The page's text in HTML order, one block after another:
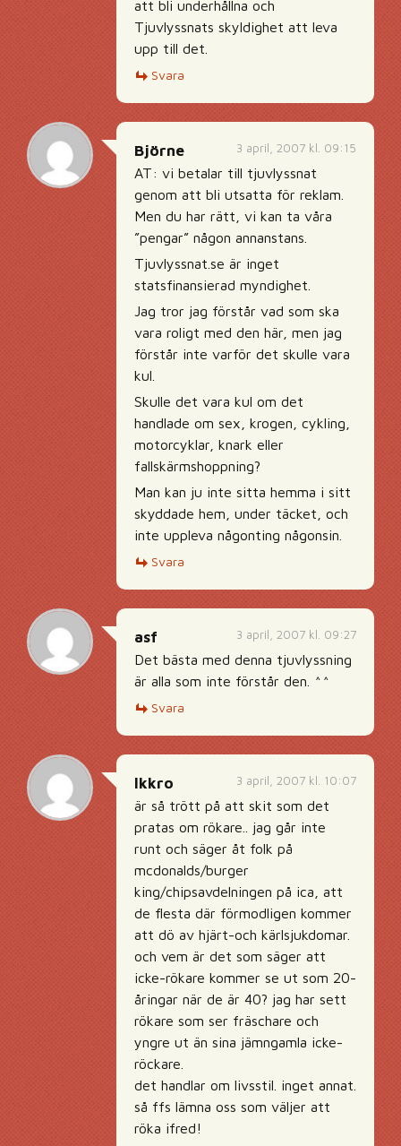
att bli underhållna och
Tjuvlyssnats skyldighet att leva
upp till det.
Svara
3 april, 2007 kl. 09:15
Björne
AT: vi betalar till tjuvlyssnat
genom att bli utsatta för reklam.
Men du har rätt, vi kan ta våra
”pengar” någon annanstans.
Tjuvlyssnat.se är inget
statsfinansierad myndighet.
Jag tror jag förstår vad som ska
vara roligt med den här, men jag
förstår inte varför det skulle vara
kul.
Skulle det vara kul om det
handlade om sex, krogen, cykling,
motorcyklar, knark eller
fallskärmshoppning?
Man kan ju inte sitta hemma i sitt
skyddade hem, under täcket, och
inte uppleva någonting någonsin.
Svara
3 april, 2007 kl. 09:27
asf
Det bästa med denna tjuvlyssning
är alla som inte förstår den. ^^
Svara
3 april, 2007 kl. 10:07
lkkro
är så trött på att skit som det
pratas om rökare.. jag går inte
runt och säger åt folk på
mcdonalds/burger
king/chipsavdelningen på ica, att
de flesta där förmodligen kommer
att dö av hjärt-och kärlsjukdomar.
och vem är det som säger att
icke-rökare kommer se ut som 20-
åringar när de är 40? jag har sett
rökare som ser fräschare och
yngre ut än sina jämngamla icke-
röckare.
det handlar om livsstil. inget annat.
så ffs lämna oss som väljer att
röka ifred!